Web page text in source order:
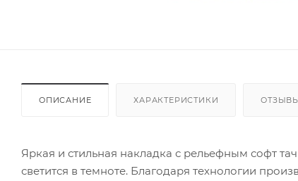
ОПИСАНИЕ ХАРАКТЕРИСТИКИ
Яркая и стильная накладка с рельефным софт
светится в темноте. Благодаря технологии